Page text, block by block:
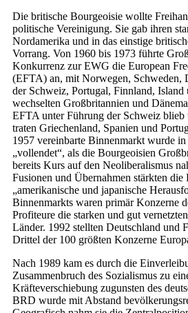
Die britische Bourgeoisie wollte
politische Vereinigung. Sie gab ihren
Nordamerika und in das einstige
Vorrang. Von 1960 bis 1973 führte
Konkurrenz zur EWG die European
(EFTA) an, mit Norwegen, Schweden,
der Schweiz, Portugal, Finnland,
wechselten Großbritannien und
EFTA unter Führung der Schweiz blieb
traten Griechenland, Spanien und
1957 vereinbarte Binnenmarkt wurde in
„vollendet“, als die Bourgeoisien
bereits Kurs auf den Neoliberalismus
Fusionen und Übernahmen stärkten
„amerikanische und japanische
Binnenmarkts waren primär Konzerne
Profiteure die starken und gut
Länder. 1992 stellten Deutschland und
Drittel der 100 größten Konzerne
Nach 1989 kam es durch die
Zusammenbruch des Sozialismus zu
Kräfteverschiebung zugunsten des
BRD wurde mit Abstand